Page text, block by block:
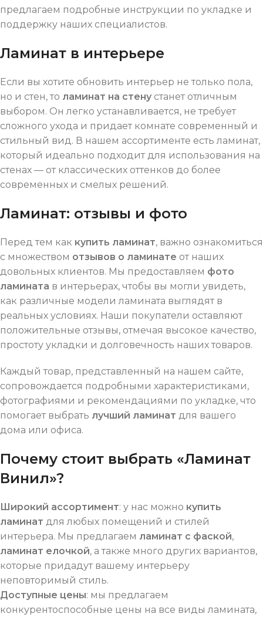
предлагаем подробные инструкции по укладке и
поддержку наших специалистов.
Ламинат в интерьере
Если вы хотите обновить интерьер не только пола,
но и стен, то ламинат на стенустанет отличным
выбором. Он легко устанавливается, не требует
сложного ухода и придает комнате современный и
стильный вид. В нашем ассортименте есть ламинат,
который идеально подходит для использования на
стенах — от классических оттенков до более
современных и смелых решений.
Ламинат: отзывы и фото
Перед тем как купить ламинат, важно ознакомиться
с множеством отзывов о ламинате от наших
довольных клиентов. Мы предоставляем фото
ламината в интерьерах, чтобы вы могли увидеть,
как различные модели ламината выглядят в
реальных условиях. Наши покупатели оставляют
положительные отзывы, отмечая высокое качество,
простоту укладки и долговечность наших товаров.
Каждый товар, представленный на нашем сайте,
сопровождается подробными характеристиками,
фотографиями и рекомендациями по укладке, что
помогает выбрать лучший ламинат для вашего
дома или офиса.
Почему стоит выбрать «Ламинат
Винил»?
Широкий ассортимент: у нас можно купить
ламинат для любых помещений и стилей
интерьера. Мы предлагаем ламинат с фаской,
ламинат елочкой, а также много других вариантов,
которые придадут вашему интерьеру
неповторимый стиль.
Доступные цены: мы предлагаем
конкурентоспособные цены на все виды ламината,